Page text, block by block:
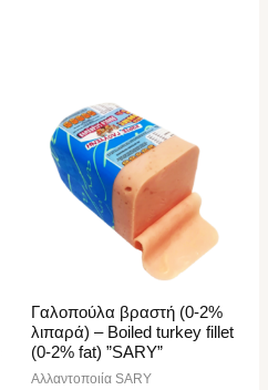
Γαλοπούλα βραστή (0-2%
λιπαρά) – Boiled turkey fillet
(0-2% fat) ”SARY”
Αλλαντοποιία SARY